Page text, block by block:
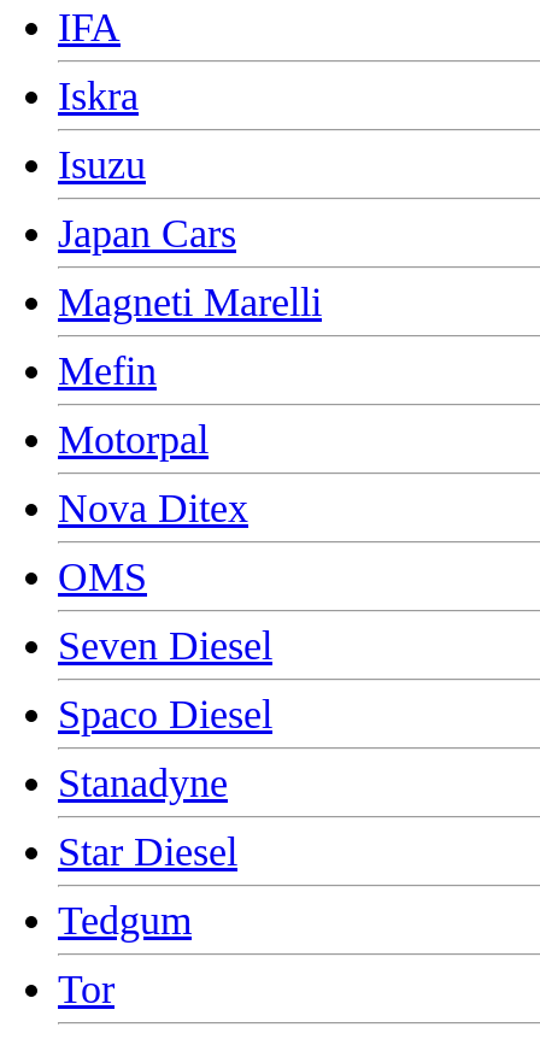
IFA
Iskra
Isuzu
Japan Cars
Magneti Marelli
Mefin
Motorpal
Nova Ditex
OMS
Seven Diesel
Spaco Diesel
Stanadyne
Star Diesel
Tedgum
Tor